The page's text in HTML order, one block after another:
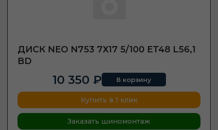
ДИСК NEO N753 7Х17 5/100 ET48 L56,1
BD
10 350 ₽ В корзину
Купить в 1 клик
Заказать шиномонтаж